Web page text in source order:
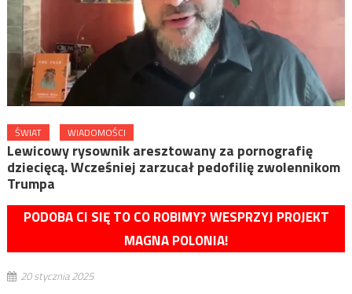
ŚWIAT WIADOMOŚCI
Lewicowy rysownik aresztowany za pornografię
dziecięcą. Wcześniej zarzucał pedofilię zwolennikom
Trumpa
PODOBA CI SIĘ TO CO ROBIMY? WESPRZYJ PROJEKT
MAGNA POLONIA!
20 stycznia 2025